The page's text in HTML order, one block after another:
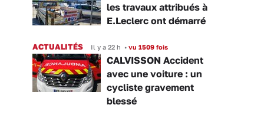
les travaux attribués à
E.Leclerc ont démarré
ACTUALITÉS Il y a 22 h • vu 1509 fois
CALVISSON Accident
avec une voiture : un
cycliste gravement
blessé